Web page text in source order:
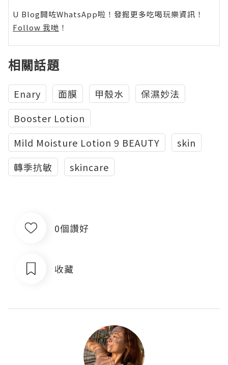
U Blog開咗WhatsApp啦！發掘更多吃喝玩樂資訊！
Follow 我哋 ！
相關話題
Enary 面膜 甲殼水
保濕妙法
Booster Lotion
Mild Moisture Lotion 9 BEAUTY
skin
轉季抗敏
skincare
0個讚好
收藏